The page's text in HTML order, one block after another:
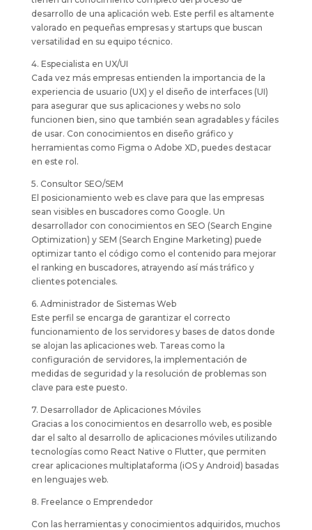
desarrollo de una aplicación web. Este perfil es altamente
valorado en pequeñas empresas y startups que buscan
versatilidad en su equipo técnico.
4. Especialista en UX/UI
Cada vez más empresas entienden la importancia de la
experiencia de usuario (UX) y el diseño de interfaces (UI)
para asegurar que sus aplicaciones y webs no solo
funcionen bien, sino que también sean agradables y fáciles
de usar. Con conocimientos en diseño gráfico y
herramientas como Figma o Adobe XD, puedes destacar
en este rol.
5. Consultor SEO/SEM
El posicionamiento web es clave para que las empresas
sean visibles en buscadores como Google. Un
desarrollador con conocimientos en SEO (Search Engine
Optimization) y SEM (Search Engine Marketing) puede
optimizar tanto el código como el contenido para mejorar
el ranking en buscadores, atrayendo así más tráfico y
clientes potenciales.
6. Administrador de Sistemas Web
Este perfil se encarga de garantizar el correcto
funcionamiento de los servidores y bases de datos donde
se alojan las aplicaciones web. Tareas como la
configuración de servidores, la implementación de
medidas de seguridad y la resolución de problemas son
clave para este puesto.
7. Desarrollador de Aplicaciones Móviles
Gracias a los conocimientos en desarrollo web, es posible
dar el salto al desarrollo de aplicaciones móviles utilizando
tecnologías como React Native o Flutter, que permiten
crear aplicaciones multiplataforma (iOS y Android) basadas
en lenguajes web.
8. Freelance o Emprendedor
Con las herramientas y conocimientos adquiridos, muchos